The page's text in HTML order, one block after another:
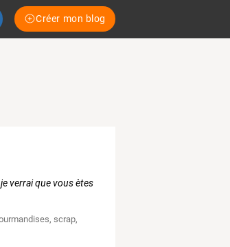
Créer mon blog
verrai que vous ètes
,scrap,